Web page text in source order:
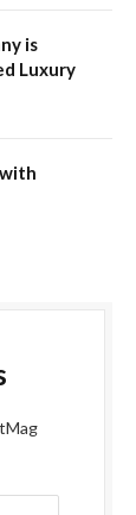
is
Luxury